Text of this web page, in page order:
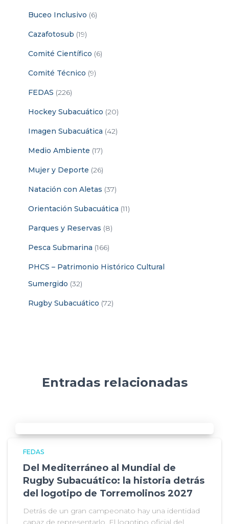
Buceo Inclusivo (6)
Cazafotosub (19)
Comité Científico (6)
Comité Técnico (9)
FEDAS (226)
Hockey Subacuático (20)
Imagen Subacuática (42)
Medio Ambiente (17)
Mujer y Deporte (26)
Natación con Aletas (37)
Orientación Subacuática (11)
Parques y Reservas (8)
Pesca Submarina (166)
PHCS – Patrimonio Histórico Cultural
Sumergido (32)
Rugby Subacuático (72)
Entradas relacionadas
FEDAS
Del Mediterráneo al Mundial de
Rugby Subacuático: la historia detrás
del logotipo de Torremolinos 2027
Detrás de un gran campeonato hay una identidad
capaz de representarlo. El logotipo oficial del